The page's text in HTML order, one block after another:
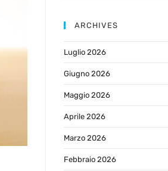
ARCHIVES
Luglio 2026
Giugno 2026
Maggio 2026
Aprile 2026
Marzo 2026
Febbraio 2026